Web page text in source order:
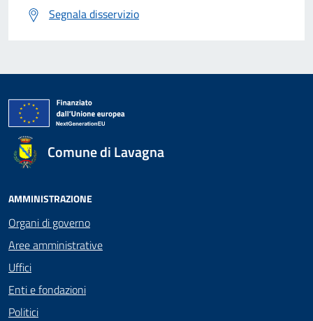
Segnala disservizio
Comune di Lavagna
AMMINISTRAZIONE
Organi di governo
Aree amministrative
Uffici
Enti e fondazioni
Politici